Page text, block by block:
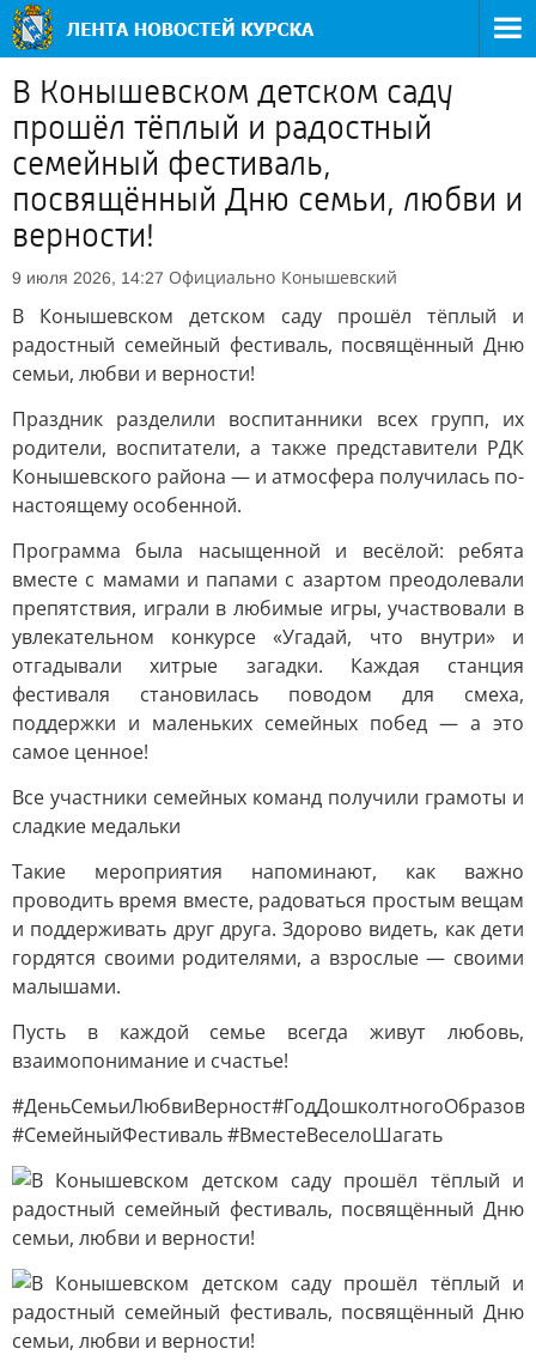
В Конышевском детском саду
прошёл тёплый и радостный
семейный фестиваль,
посвящённый Дню семьи, любви и
верности!
9 июля 2026, 14:27 Официально Конышевский
В Конышевском детском саду прошёл тёплый и
радостный семейный фестиваль, посвящённый Дню
семьи, любви и верности!
Праздник разделили воспитанники всех групп, их
родители, воспитатели, а также представители РДК
Конышевского района — и атмосфера получилась по-
настоящему особенной.
Программа была насыщенной и весёлой: ребята
вместе с мамами и папами с азартом преодолевали
препятствия, играли в любимые игры, участвовали в
увлекательном конкурсе «Угадай, что внутри» и
отгадывали хитрые загадки. Каждая станция
фестиваля становилась поводом для смеха,
поддержки и маленьких семейных побед — а это
самое ценное!
Все участники семейных команд получили грамоты и
сладкие медальки
Такие мероприятия напоминают, как важно
проводить время вместе, радоваться простым вещам
и поддерживать друг друга. Здорово видеть, как дети
гордятся своими родителями, а взрослые — своими
малышами.
Пусть в каждой семье всегда живут любовь,
взаимопонимание и счастье!
#СемейныйФестиваль #ВместеВеселоШагать